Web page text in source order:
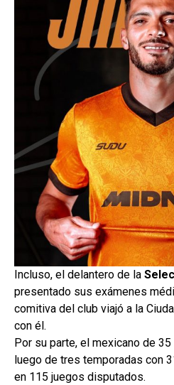
Incluso, el delantero de la
presentado sus exámenes
comitiva del club viajó a la
con él.
Por su parte, el mexicano de
luego de tres temporadas con
en 115 juegos disputados.